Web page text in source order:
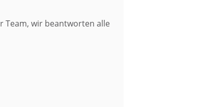
Team, wir beantworten alle